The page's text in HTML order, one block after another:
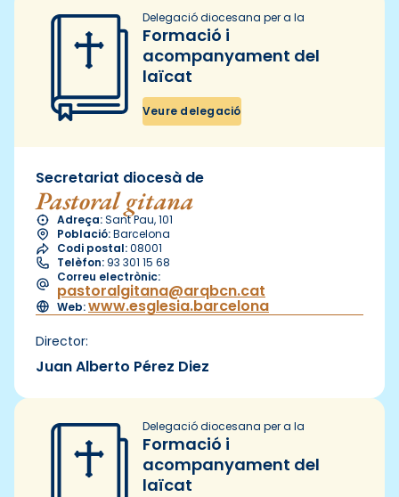
Delegació diocesana per a la
Formació i
acompanyament del
laïcat
Veure delegació
Secretariat diocesà de
Pastoral gitana
Adreça:Sant Pau, 101
Població:Barcelona
Codi postal:08001
Telèfon: 93 301 15 68
Correu electrònic:
pastoralgitana@arqbcn.cat
Web:www.esglesia.barcelona
Director:
Juan Alberto Pérez Diez
Delegació diocesana per a la
Formació i
acompanyament del
laïcat